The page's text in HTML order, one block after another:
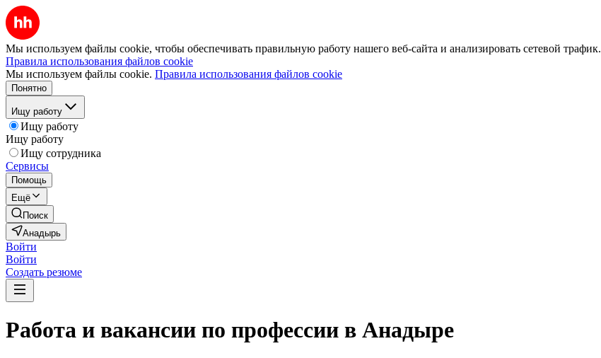
Мы используем файлы cookie, чтобы обеспечивать правильную работу нашего веб-сайта и анализировать сетевой трафик.
Правила использования файлов cookie
Мы используем файлы cookie. Правила использования файлов cookie
Понятно
Ищу работу
Ищу работу
Ищу работу
Ищу сотрудника
Сервисы
Помощь
Ещё
Поиск
Анадырь
Войти
Войти
Создать резюме
Работа и вакансии по профессии в Анадыре